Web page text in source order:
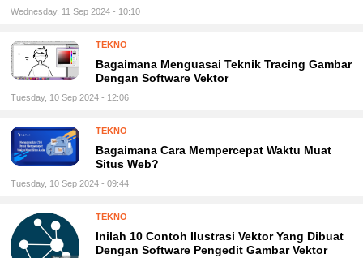
Wednesday, 11 Sep 2024 - 10:10
TEKNO
Bagaimana Menguasai Teknik Tracing Gambar
Dengan Software Vektor
Tuesday, 10 Sep 2024 - 12:06
TEKNO
Bagaimana Cara Mempercepat Waktu Muat
Situs Web?
Tuesday, 10 Sep 2024 - 09:44
TEKNO
Inilah 10 Contoh Ilustrasi Vektor Yang Dibuat
Dengan Software Pengedit Gambar Vektor